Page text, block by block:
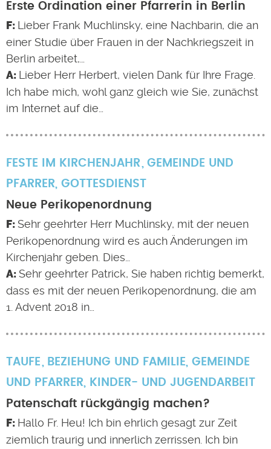
Erste Ordination einer Pfarrerin in Berlin
Lieber Frank Muchlinsky, eine Nachbarin, die an
einer Studie über Frauen in der Nachkriegszeit in
Berlin arbeitet,…
Lieber Herr Herbert, vielen Dank für Ihre Frage.
Ich habe mich, wohl ganz gleich wie Sie, zunächst
im Internet auf die…
FESTE IM KIRCHENJAHR
GEMEINDE UND
PFARRER, GOTTESDIENST
Neue Perikopenordnung
Sehr geehrter Herr Muchlinsky, mit der neuen
Perikopenordnung wird es auch Änderungen im
Kirchenjahr geben. Dies…
Sehr geehrter Patrick, Sie haben richtig bemerkt,
dass es mit der neuen Perikopenordnung, die am
1. Advent 2018 in…
TAUFE BEZIEHUNG UND FAMILIE, GEMEINDE
UND PFARRER, KINDER- UND JUGENDARBEIT
Patenschaft rückgängig machen?
Hallo Fr. Heu! Ich bin ehrlich gesagt zur Zeit
ziemlich traurig und innerlich zerrissen. Ich bin